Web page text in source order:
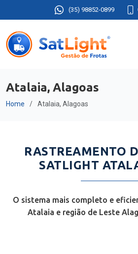
(35) 98852-0899
Atalaia, Alagoas
Home Atalaia, Alagoas
RASTREAMENTO
SATLIGHT
O sistema mais completo e
Atalaia e região de Leste